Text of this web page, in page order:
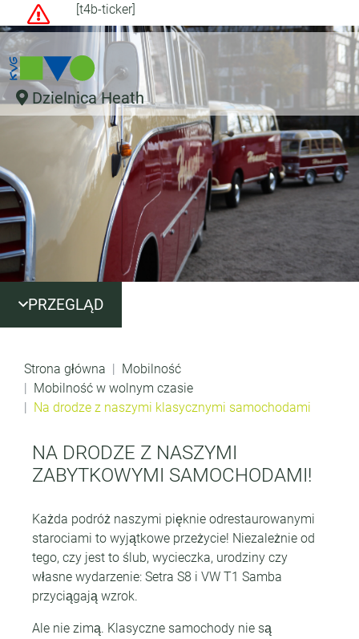
[t4b-ticker]
Dzielnica Heath
PRZEGLĄD
Strona główna
Mobilność
Mobilność w wolnym czasie
Na drodze z naszymi klasycznymi samochodami
NA DRODZE Z NASZYMI
ZABYTKOWYMI SAMOCHODAMI!
Każda podróż naszymi pięknie odrestaurowanymi
starociami to wyjątkowe przeżycie! Niezależnie od
tego, czy jest to ślub, wycieczka, urodziny czy
własne wydarzenie: Setra S8 i VW T1 Samba
przyciągają wzrok.
Ale nie zimą. Klasyczne samochody nie są